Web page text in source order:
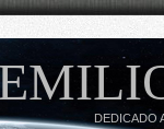
DEDICADO